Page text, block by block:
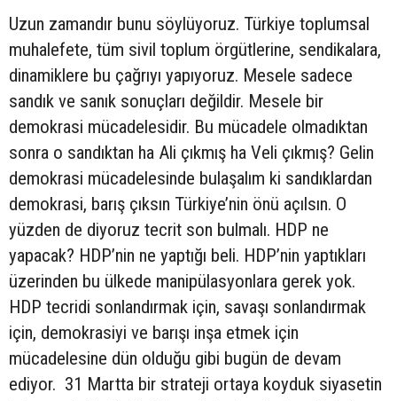
Uzun zamandır bunu söylüyoruz. Türkiye toplumsal
muhalefete, tüm sivil toplum örgütlerine, sendikalara,
dinamiklere bu çağrıyı yapıyoruz. Mesele sadece
sandık ve sanık sonuçları değildir. Mesele bir
demokrasi mücadelesidir. Bu mücadele olmadıktan
sonra o sandıktan ha Ali çıkmış ha Veli çıkmış? Gelin
demokrasi mücadelesinde bulaşalım ki sandıklardan
demokrasi, barış çıksın Türkiye’nin önü açılsın. O
yüzden de diyoruz tecrit son bulmalı. HDP ne
yapacak? HDP’nin ne yaptığı beli. HDP’nin yaptıkları
üzerinden bu ülkede manipülasyonlara gerek yok.
HDP tecridi sonlandırmak için, savaşı sonlandırmak
için, demokrasiyi ve barışı inşa etmek için
mücadelesine dün olduğu gibi bugün de devam
ediyor. 31 Martta bir strateji ortaya koyduk siyasetin